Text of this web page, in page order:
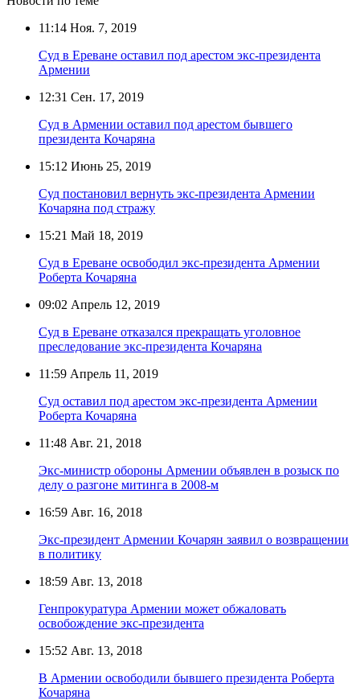
11:14 Ноя. 7, 2019
Суд в Ереване оставил под арестом экс-президента
Армении
12:31 Сен. 17, 2019
Суд в Армении оставил под арестом бывшего
президента Кочаряна
15:12 Июнь 25, 2019
Суд постановил вернуть экс-президента Армении
Кочаряна под стражу
15:21 Май 18, 2019
Суд в Ереване освободил экс-президента Армении
Роберта Кочаряна
09:02 Апрель 12, 2019
Суд в Ереване отказался прекращать уголовное
преследование экс-президента Кочаряна
11:59 Апрель 11, 2019
Суд оставил под арестом экс-президента Армении
Роберта Кочаряна
11:48 Авг. 21, 2018
Экс-министр обороны Армении объявлен в розыск по
делу о разгоне митинга в 2008-м
16:59 Авг. 16, 2018
Экс-президент Армении Кочарян заявил о возвращении
в политику
18:59 Авг. 13, 2018
Генпрокуратура Армении может обжаловать
освобождение экс-президента
15:52 Авг. 13, 2018
В Армении освободили бывшего президента Роберта
Кочаряна